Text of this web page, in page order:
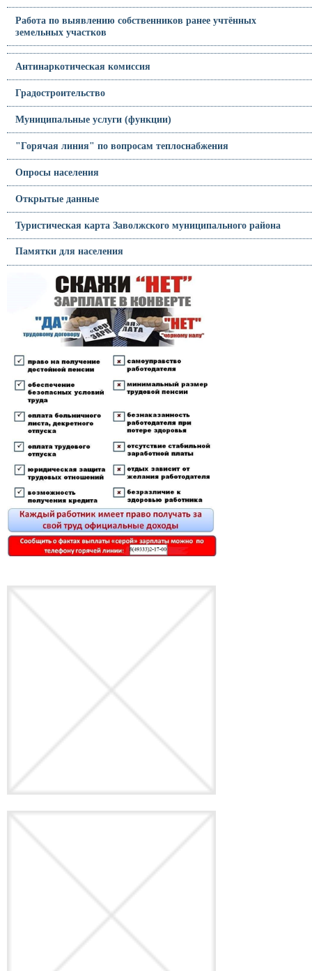
Работа по выявлению собственников ранее учтённых
земельных участков
Антинаркотическая комиссия
Градостроительство
Муниципальные услуги (функции)
"Горячая линия" по вопросам теплоснабжения
Опросы населения
Открытые данные
Туристическая карта Заволжского муниципального района
Памятки для населения